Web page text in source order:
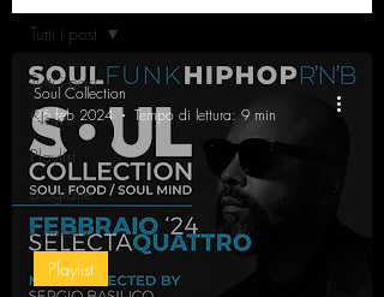
Tutti i post
News
Playlist
Biografie
Concerti
Tutti i post
Playlist
Soul Collection
26 feb 2024
Tempo di lettura: 9 min